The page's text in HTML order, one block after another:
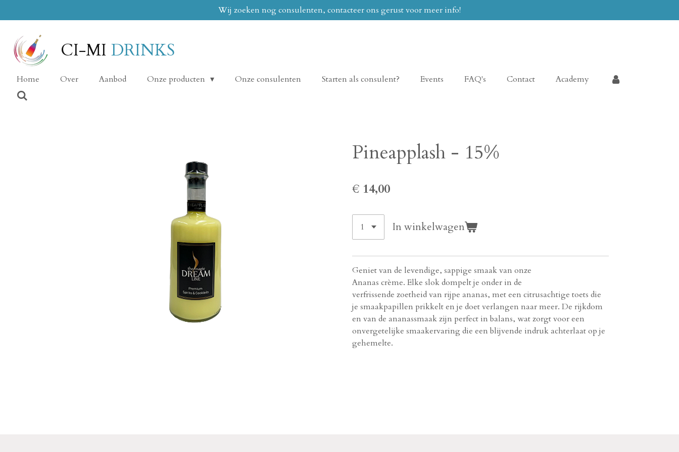
direct
de
hoofdinhoud
Wij zoeken nog consulenten, contacteer ons gerust voor meer info!
CI-MI DRINKS
Home Over Aanbod Onze producten Onze consulenten Starten als consulent? Events FAQ's Contact Academy
Pineapplash - 15%
€ 14,00
In winkelwagen
Geniet van de levendige, sappige smaak van onze
Ananas crème. Elke slok dompelt je onder in de
verfrissende zoetheid van rijpe ananas, met een citrusachtige toets die
je smaakpapillen prikkelt en je doet verlangen naar meer. De rijkdom
en van de ananassmaak zijn perfect in balans, wat zorgt voor een
onvergetelijke smaakervaring die een blijvende indruk achterlaat op je
gehemelte.